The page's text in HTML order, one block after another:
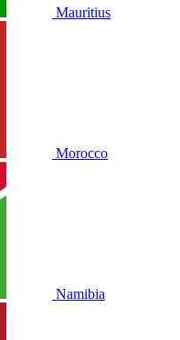
Mauritius
Morocco
Namibia